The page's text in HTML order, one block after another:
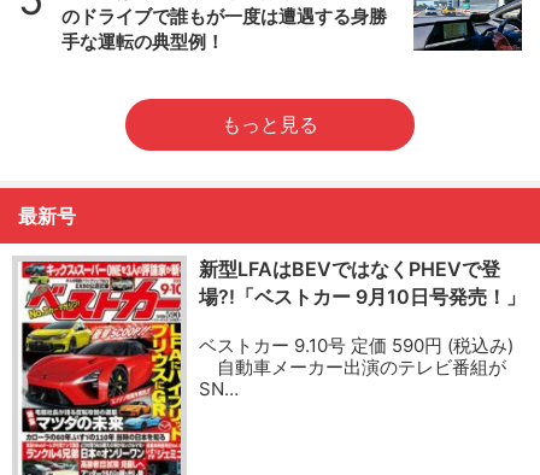
のドライブで誰もが一度は遭遇する身勝
手な運転の典型例！
もっと見る
最新号
新型LFAはBEVではなくPHEVで登
場?!「ベストカー 9月10日号発売！」
ベストカー 9.10号 定価 590円 (税込み)
自動車メーカー出演のテレビ番組が
SN…